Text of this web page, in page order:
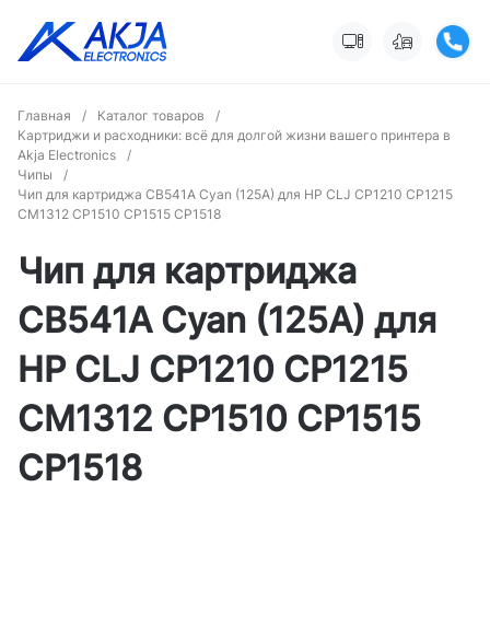
Главная / Каталог товаров
/
Картриджи и расходники: всё для долгой жизни вашего принтера в
Akja Electronics
/
Чипы
/
Чип для картриджа CB541A Cyan (125A) для HP CLJ CP1210 CP1215
CM1312 CP1510 CP1515 CP1518
Чип для картриджа
CB541A Cyan (125A) для
HP CLJ CP1210 CP1215
CM1312 CP1510 CP1515
CP1518